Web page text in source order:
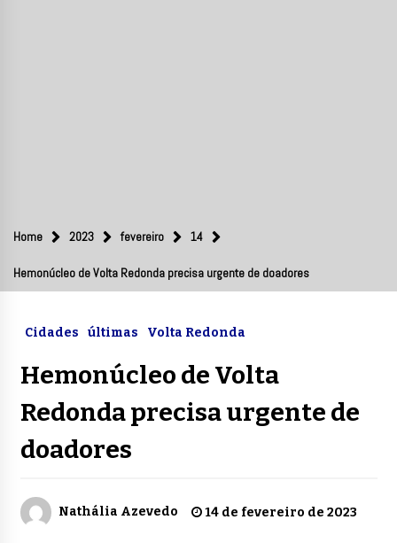
Home 2023 fevereiro 14
Hemonúcleo de Volta Redonda precisa urgente de doadores
Cidades últimas Volta Redonda
Hemonúcleo de Volta
Redonda precisa urgente de
doadores
Nathália Azevedo 14 de fevereiro de 2023